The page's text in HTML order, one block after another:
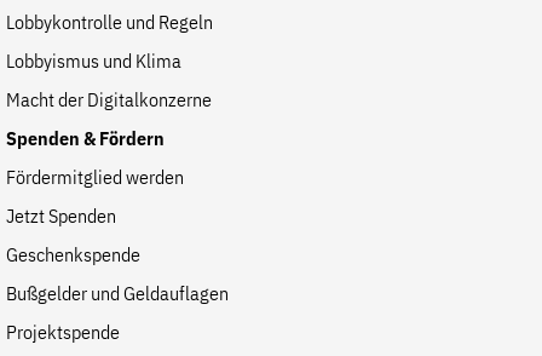
Lobbykontrolle und Regeln
Lobbyismus und Klima
Macht der Digitalkonzerne
Spenden & Fördern
Fördermitglied werden
Jetzt Spenden
Geschenkspende
Bußgelder und Geldauflagen
Projektspende